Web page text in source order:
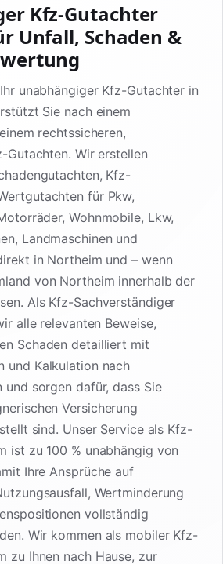
Kfz-Gutachter
Unfall, Schaden &
unabhängiger Kfz-Gutachter in
Sie nach einem
rechtssicheren,
Gutachten. Wir erstellen
Kfz-
für Pkw,
Wohnmobile, Lkw,
Landmaschinen und
in Northeim und – wenn
von Northeim innerhalb der
Als Kfz-Sachverständiger
alle relevanten Beweise,
Schaden detailliert mit
und Kalkulation nach
und sorgen dafür, dass Sie
Versicherung
sind. Unser Service als Kfz-
ist zu 100 % unabhängig von
Ihre Ansprüche auf
Wertminderung
vollständig
Wir kommen als mobiler Kfz-
zu Ihnen nach Hause, zur